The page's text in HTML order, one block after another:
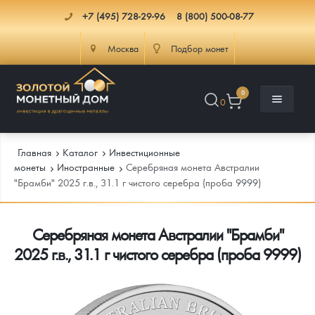
+7 (495) 728-29-96 8 (800) 500-08-77
Москва Подбор монет
0
0
Каталог
Каталог Монет
Инвестиционные монеты
Монеты Россия и СССР
Памятные и старинные монеты
Инфо
Как сделать заказ
Главная Каталог
Инвестиционные
монеты
Иностранные
Серебряная монета Австралии
"Брамби" 2025 г.в., 31.1 г чистого серебра (проба 9999)
Серебряная монета Австралии "Брамби"
2025 г.в., 31.1 г чистого серебра (проба 9999)